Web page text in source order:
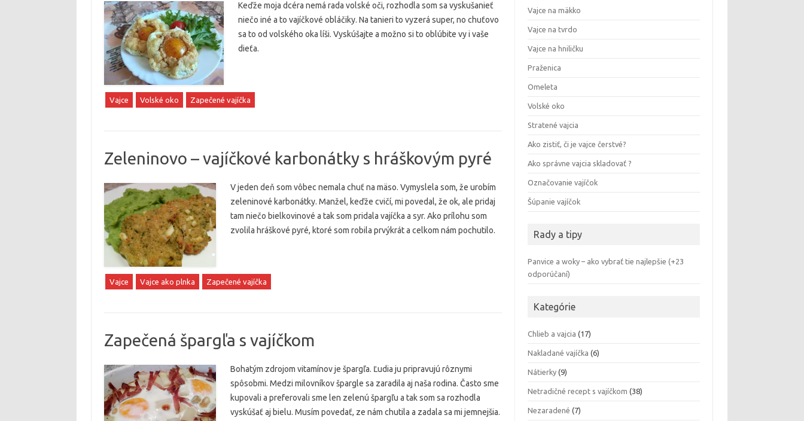
Keďže moja dcéra nemá rada volské oči, rozhodla som sa vyskušanieť
niečo iné a to vajíčkové obláčiky. Na tanieri to vyzerá super, no chuťovo
sa to od volského oka líši. Vyskúšajte a možno si to oblúbite vy i vaše
dieťa.
Vajce Volské oko Zapečené vajíčka
Zeleninovo – vajíčkové karbonátky s hráškovým pyré
V jeden deň som vôbec nemala chuť na mäso. Vymyslela som, že urobím
zeleninové karbonátky. Manžel, keďže cvičí, mi povedal, že ok, ale pridaj
tam niečo bielkovinové a tak som pridala vajíčka a syr. Ako prílohu som
zvolila hráškové pyré, ktoré som robila prvýkrát a celkom nám pochutilo.
Vajce Vajce ako plnka Zapečené vajíčka
Zapečená špargľa s vajíčkom
Bohatým zdrojom vitamínov je špargľa. Ľudia ju pripravujú rôznymi
spôsobmi. Medzi milovníkov špargle sa zaradila aj naša rodina. Často sme
kupovali a preferovali sme len zelenú špargľu a tak som sa rozhodla
vyskúšať aj bielu. Musím povedať, ze nám chutila a zadala sa mi jemnejšia.
Vajce na mäkko
Vajce na tvrdo
Vajce na hniličku
Praženica
Omeleta
Volské oko
Stratené vajcia
Ako zistiť, či je vajce čerstvé?
Ako správne vajcia skladovať ?
Označovanie vajíčok
Šúpanie vajíčok
Rady a tipy
Panvice a woky – ako vybrať tie najlepšie (+23
odporúčaní)
Kategórie
Chlieb a vajcia (17)
Nakladané vajíčka (6)
Nátierky (9)
Netradičné recept s vajíčkom (38)
Nezaradené (7)